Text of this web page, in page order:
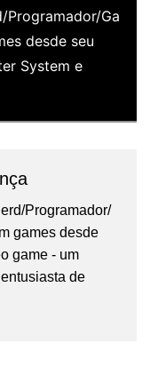
Programador/Ga
desde seu
System e
Programador/
games desde
game - um
de